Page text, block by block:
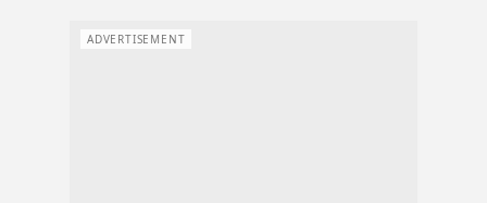
ADVERTISEMENT